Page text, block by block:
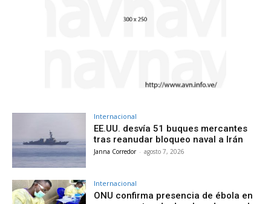
Internacional
EE.UU. desvía 51 buques mercantes
tras reanudar bloqueo naval a Irán
Janna Corredor - agosto 7, 2026
Internacional
ONU confirma presencia de ébola en